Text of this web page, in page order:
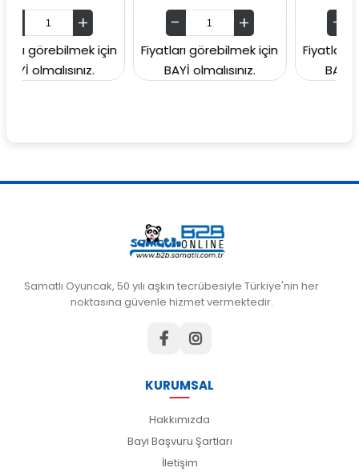
için
Fiyatları görebilmek için
BAYİ olmalısınız.
Fiyatları
BAYİ
Samatlı Oyuncak, 50 yılı aşkın tecrübesiyle Türkiye'nin her
noktasına güvenle hizmet vermektedir.
KURUMSAL
Hakkımızda
Bayi Başvuru Şartları
İletişim